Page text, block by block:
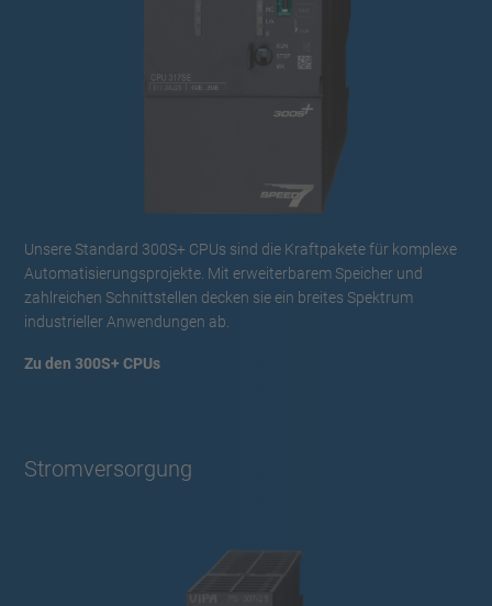
Unsere Standard 300S+ CPUs sind die Kraftpakete für komplexe
Automatisierungsprojekte. Mit erweiterbarem Speicher und
zahlreichen Schnittstellen decken sie ein breites Spektrum
industrieller Anwendungen ab.
Zu den 300S+ CPUs
Stromversorgung